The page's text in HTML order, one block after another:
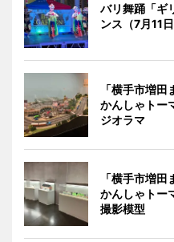
バリ舞踊「ギ
ンス（7月11日
「横手市増
かんしゃトー
ジオラマ
「横手市増
かんしゃトー
撮影模型